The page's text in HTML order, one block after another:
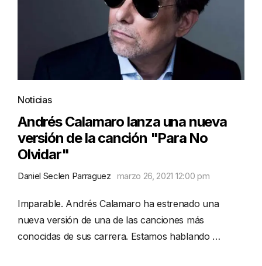
Noticias
Andrés Calamaro lanza una nueva
versión de la canción "Para No
Olvidar"
Daniel Seclen Parraguez marzo 26, 2021 12:00 pm
Imparable. Andrés Calamaro ha estrenado una
nueva versión de una de las canciones más
conocidas de sus carrera. Estamos hablando …